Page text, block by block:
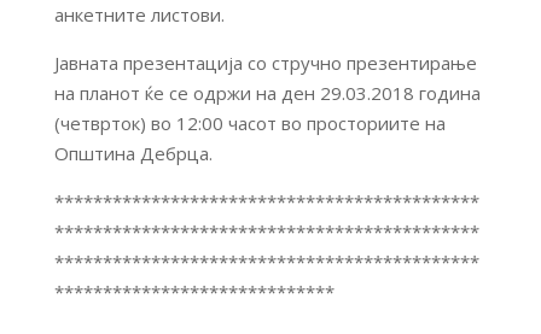
анкетните листови.
Јавната презентација со стручно презентирање
на планот ќе се одржи на ден 29.03.2018 година
(четврток) во 12:00 часот во просториите на
Општина Дебрца.
********************************************
********************************************
********************************************
*****************************